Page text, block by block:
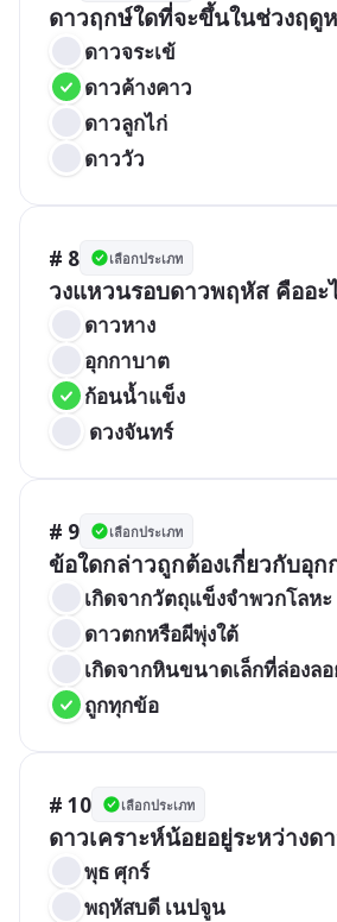
ดาวฤกษ์ใดที่จะขึ้นในช่วงฤดู
ดาวจระเข้
ดาวค้างคาว
ดาวลูกไก่
ดาววัว
# 8 เลือกประเภท
วงแหวนรอบดาวพฤหัส คืออะ
ดาวหาง
อุกกาบาต
ก้อนน้ำแข็ง
ดวงจันทร์
# 9 เลือกประเภท
ข้อใดกล่าวถูกต้องเกี่ยวกับอุก
เกิดจากวัตถุแข็งจำพวกโลหะ
ดาวตกหรือผีพุ่งใต้
เกิดจากหินขนาดเล็กที่ล่องล
ถูกทุกข้อ
# 10 เลือกประเภท
ดาวเคราะห์น้อยอยู่ระหว่างด
พุธ ศุกร์
พฤหัสบดี เนปจูน